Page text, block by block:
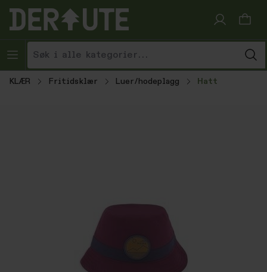
Hopp til innhold
KLÆR Fritidsklær Luer/hodeplagg Hatt